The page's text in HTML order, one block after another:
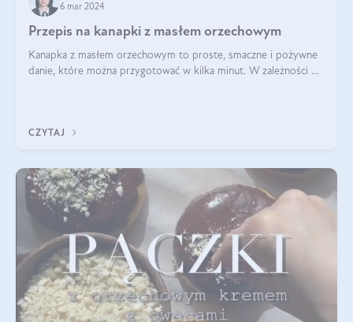
6 mar 2024
Przepis na kanapki z masłem orzechowym
Kanapka z masłem orzechowym to proste, smaczne i pożywne
danie, które można przygotować w kilka minut. W zależności od
CZYTAJ